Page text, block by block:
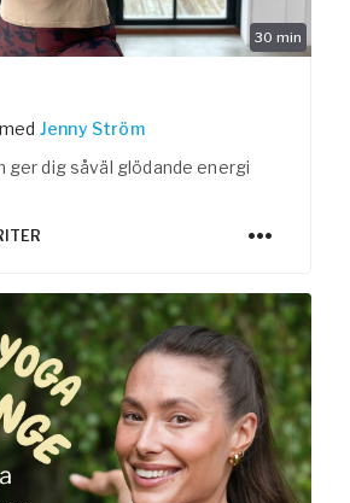
30 min
med Jenny Ström
ger dig såväl glödande energi